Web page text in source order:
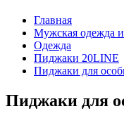
Главная
Мужская одежда и
Одежда
Пиджаки 20LINE
Пиджаки для
Пиджаки для